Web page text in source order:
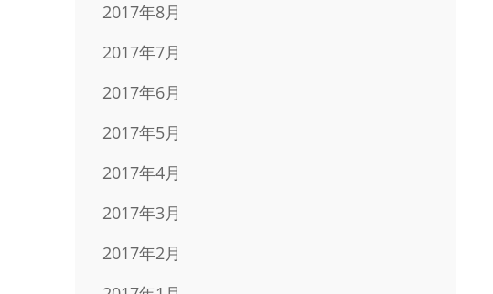
2017年8月
2017年7月
2017年6月
2017年5月
2017年4月
2017年3月
2017年2月